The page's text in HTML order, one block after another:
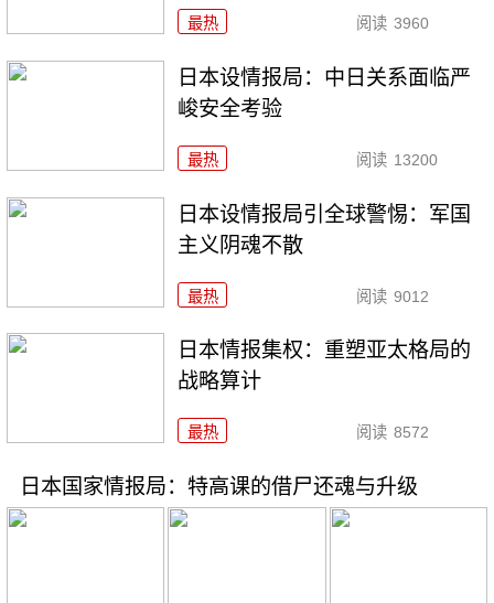
最热 阅读 3960
日本设情报局：中日关系面临严
峻安全考验
最热 阅读 13200
日本设情报局引全球警惕：军国
主义阴魂不散
最热 阅读 9012
日本情报集权：重塑亚太格局的
战略算计
最热 阅读 8572
日本国家情报局：特高课的借尸还魂与升级